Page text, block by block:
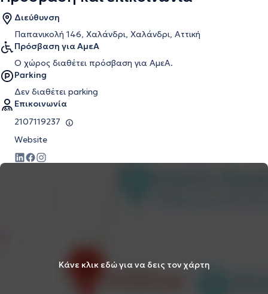
Διεύθυνση
Παπανικολή 146, Χαλάνδρι, Χαλάνδρι, Αττική
Πρόσβαση για ΑμεΑ
Ο χώρος διαθέτει πρόσβαση για ΑμεΑ.
Parking
Δεν διαθέτει parking
Επικοινωνία
2107119237
Website
Κάνε κλικ εδώ για να δεις τον χάρτη